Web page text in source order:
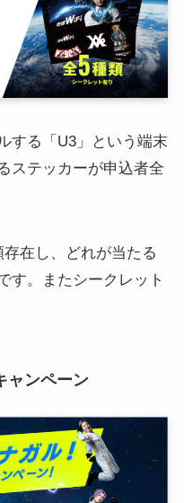
する「U3」という端末
ステッカーが申込者全
在し、どれが当たる
す。またシークレット
ャンペーン